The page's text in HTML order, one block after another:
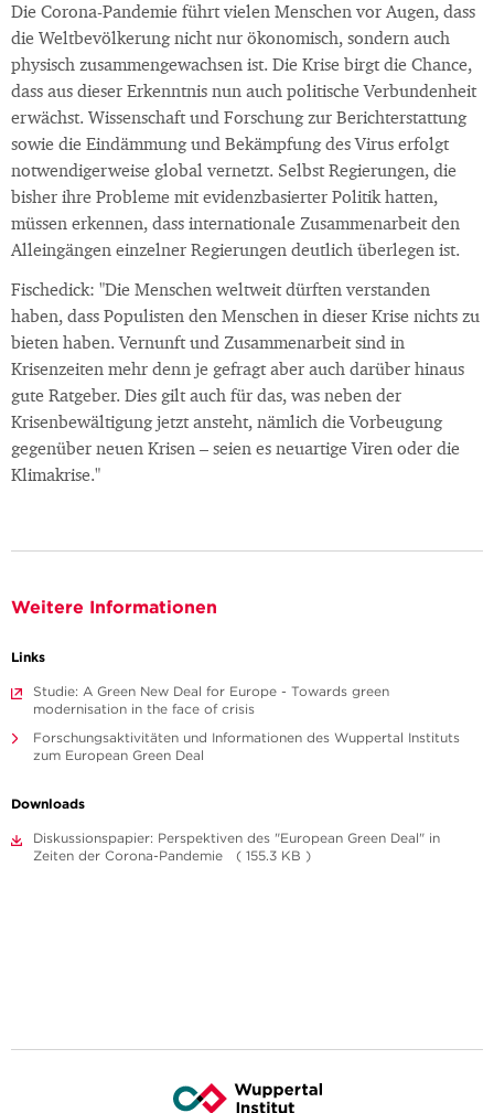
Die Corona-Pandemie führt vielen Menschen vor Augen, dass
die Weltbevölkerung nicht nur ökonomisch, sondern auch
physisch zusammengewachsen ist. Die Krise birgt die Chance,
dass aus dieser Erkenntnis nun auch politische Verbundenheit
erwächst. Wissenschaft und Forschung zur Berichterstattung
sowie die Eindämmung und Bekämpfung des Virus erfolgt
notwendigerweise global vernetzt. Selbst Regierungen, die
bisher ihre Probleme mit evidenzbasierter Politik hatten,
müssen erkennen, dass internationale Zusammenarbeit den
Alleingängen einzelner Regierungen deutlich überlegen ist.
Fischedick: "Die Menschen weltweit dürften verstanden
haben, dass Populisten den Menschen in dieser Krise nichts zu
bieten haben. Vernunft und Zusammenarbeit sind in
Krisenzeiten mehr denn je gefragt aber auch darüber hinaus
gute Ratgeber. Dies gilt auch für das, was neben der
Krisenbewältigung jetzt ansteht, nämlich die Vorbeugung
gegenüber neuen Krisen – seien es neuartige Viren oder die
Klimakrise."
Weitere Informationen
Links
Studie: A Green New Deal for Europe - Towards green
modernisation in the face of crisis
Forschungsaktivitäten und Informationen des Wuppertal Instituts
zum European Green Deal
Downloads
Diskussionspapier: Perspektiven des "European Green Deal" in
Zeiten der Corona-Pandemie ( 155.3 KB )